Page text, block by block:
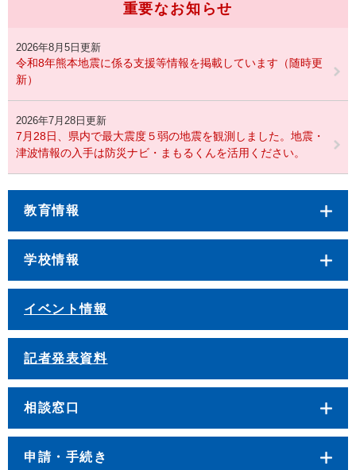
重要なお知らせ
2026年8月5日更新
令和8年熊本地震に係る支援等情報を掲載しています（随時更
新）
2026年7月28日更新
7月28日、県内で最大震度５弱の地震を観測しました。地震・
津波情報の入手は防災ナビ・まもるくんを活用ください。
教育情報
学校情報
イベント情報
記者発表資料
相談窓口
申請・手続き